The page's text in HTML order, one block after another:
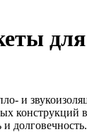
и
конструкций
долговечность.